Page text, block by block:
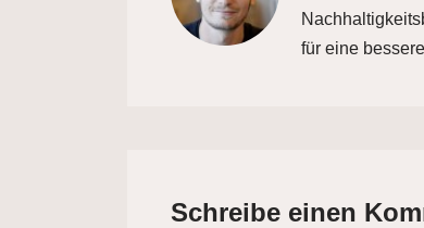
für eine
Schreibe einen